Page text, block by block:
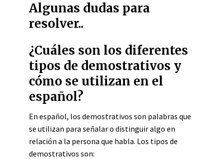
Algunas dudas para
resolver..
¿Cuáles son los diferentes
tipos de demostrativos y
cómo se utilizan en el
español?
En español, los demostrativos son palabras que
se utilizan para señalar o distinguir algo en
relación a la persona que habla. Los tipos de
demostrativos son: